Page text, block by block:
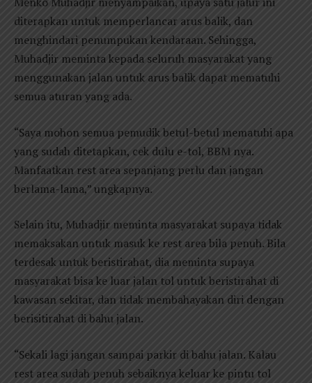
diterapkan untuk memperlancar arus balik, dan
menghindari penumpukan kendaraan. Sehingga,
Muhadjir meminta kepada seluruh masyarakat yang
menggunakan jalan untuk arus balik dapat mematuhi
semua aturan yang ada.
“Saya mohon semua pemudik betul-betul mematuhi apa
yang sudah ditetapkan, cek dulu e-tol, BBM nya.
Manfaatkan rest area sepanjang perlu dan jangan
berlama-lama,” ungkapnya.
Selain itu, Muhadjir meminta masyarakat supaya tidak
memaksakan untuk masuk ke rest area bila penuh. Bila
terdesak untuk beristirahat, dia meminta supaya
masyarakat bisa ke luar jalan tol untuk beristirahat di
kawasan sekitar, dan tidak membahayakan diri dengan
berisitirahat di bahu jalan.
“Sekali lagi jangan sampai parkir di bahu jalan. Kalau
rest area sudah penuh sebaiknya keluar ke pintu tol